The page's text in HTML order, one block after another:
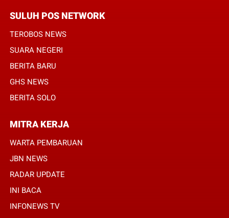
SULUH POS NETWORK
TEROBOS NEWS
SUARA NEGERI
BERITA BARU
GHS NEWS
BERITA SOLO
MITRA KERJA
WARTA PEMBARUAN
JBN NEWS
RADAR UPDATE
INI BACA
INFONEWS TV